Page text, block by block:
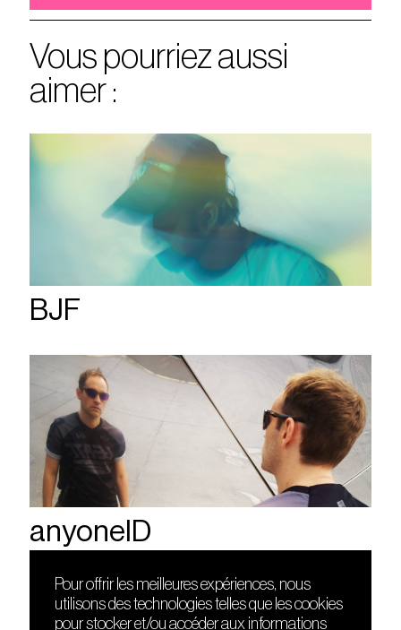
Vous pourriez aussi
aimer :
BJF
anyoneID
DÉCOUVRIR
Le lieu
FRIENDS
Nuits sonores
Pour offrir les meilleures expériences, nous
utilisons des technologies telles que les cookies
pour stocker et/ou accéder aux informations